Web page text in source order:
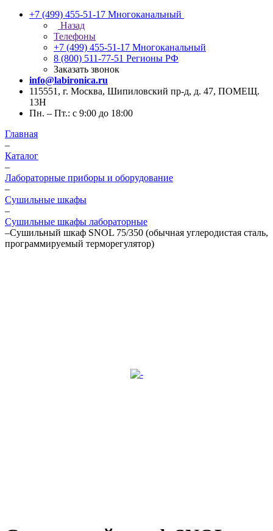
+7 (499) 455-51-17 Многоканальный
Назад
Телефоны
+7 (499) 455-51-17 Многоканальный
8 (800) 511-77-51 Регионы РФ
Заказать звонок
info@labironica.ru
115551, г. Москва, Шипиловский пр-д, д. 47, ПОМЕЩ.
13Н
Пн. – Пт.: с 9:00 до 18:00
Главная
–
Каталог
–
Лабораторные приборы и оборудование
–
Сушильные шкафы
–
Сушильные шкафы лабораторные
–Сушильный шкаф SNOL 75/350 (обычная углеродистая сталь,
программируемый терморегулятор)